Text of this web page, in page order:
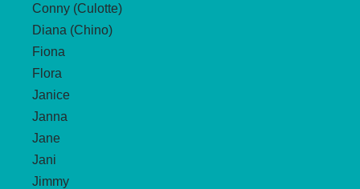
Conny (Culotte)
Diana (Chino)
Fiona
Flora
Janice
Janna
Jane
Jani
Jimmy